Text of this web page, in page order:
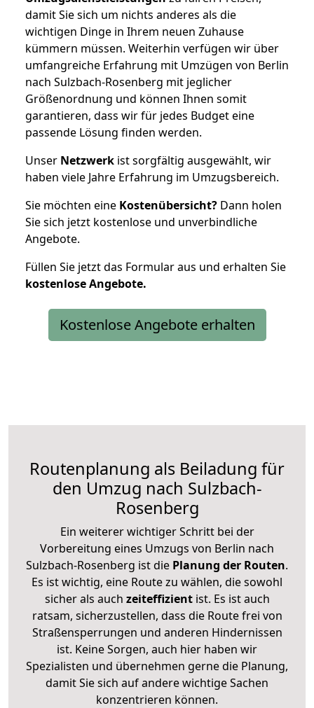
damit Sie sich um nichts anderes als die
wichtigen Dinge in Ihrem neuen Zuhause
kümmern müssen. Weiterhin verfügen wir über
umfangreiche Erfahrung mit Umzügen von Berlin
nach Sulzbach-Rosenberg mit jeglicher
Größenordnung und können Ihnen somit
garantieren, dass wir für jedes Budget eine
passende Lösung finden werden.
Unser Netzwerk ist sorgfältig ausgewählt, wir
haben viele Jahre Erfahrung im Umzugsbereich.
Sie möchten eine Kostenübersicht? Dann holen
Sie sich jetzt kostenlose und unverbindliche
Angebote.
Füllen Sie jetzt das Formular aus und erhalten Sie
kostenloseAngebote.
Kostenlose Angebote erhalten
Routenplanung als Beiladung für
den Umzug nach Sulzbach-
Rosenberg
Ein weiterer wichtiger Schritt bei der
Vorbereitung eines Umzugs von Berlin nach
Sulzbach-Rosenberg ist die Planung der Routen.
Es ist wichtig, eine Route zu wählen, die sowohl
sicher als auch zeiteffizientist. Es ist auch
ratsam, sicherzustellen, dass die Route frei von
Straßensperrungen und anderen Hindernissen
ist. Keine Sorgen, auch hier haben wir
Spezialisten und übernehmen gerne die Planung,
damit Sie sich auf andere wichtige Sachen
konzentrieren können.